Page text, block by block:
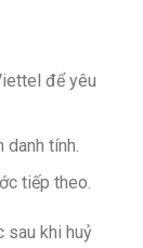
để yêu
tính.
tiếp theo.
sau khi huỷ